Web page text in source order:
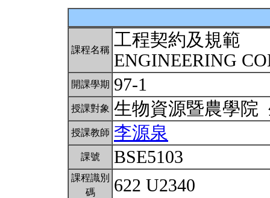
課程名稱 工程契約及規範
ENGINEERING
開課學期 97-1
授課對象 生物資源暨農學
授課教師 李源泉
課號 BSE5103
課程識別
碼
622 U2340